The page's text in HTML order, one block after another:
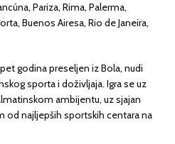
Pariza, Rima, Palerma,
Buenos Airesa, Rio de Janeira,
godina preseljen iz Bola, nudi
sporta i doživljaja. Igra se uz
ambijentu, uz sjajan
od najljepših sportskih centara na